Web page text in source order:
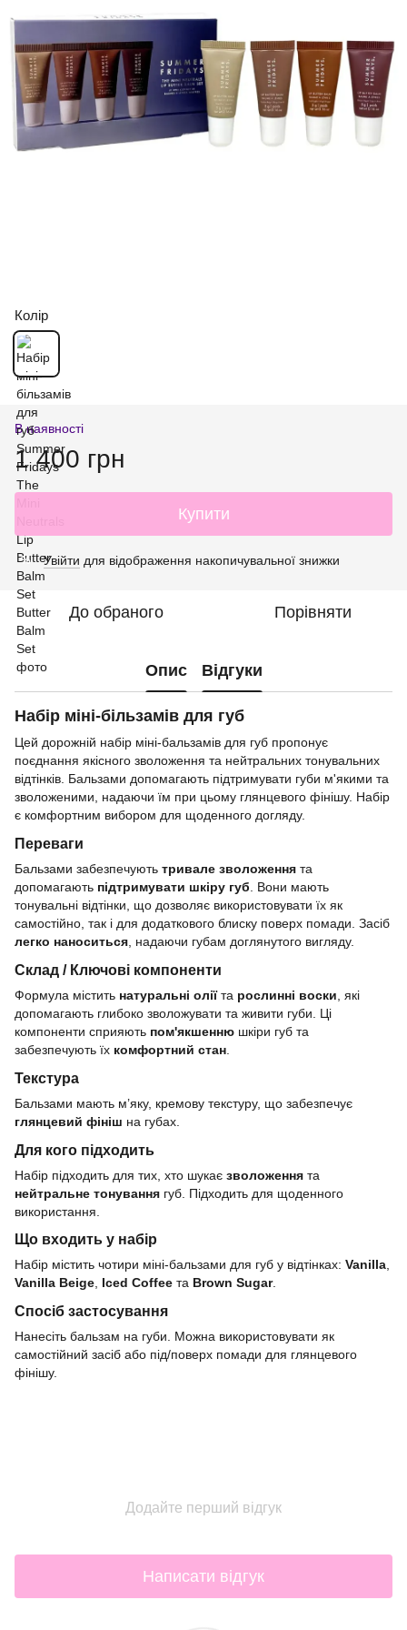
Колір
В наявності
1 400 грн
Купити
% Увійти для відображення накопичувальної знижки
До обраного Порівняти
Опис Відгуки
Набір міні-більзамів для губ
Цей дорожній набір міні-бальзамів для губ пропонує
поєднання якісного зволоження та нейтральних тонувальних
відтінків. Бальзами допомагають підтримувати губи м'якими та
зволоженими, надаючи їм при цьому глянцевого фінішу. Набір
є комфортним вибором для щоденного догляду.
Переваги
Бальзами забезпечують тривале зволоження та
допомагають підтримувати шкіру губ . Вони мають
тонувальні відтінки, що дозволяє використовувати їх як
самостійно, так і для додаткового блиску поверх помади. Засіб
легко наноситься , надаючи губам доглянутого вигляду.
Склад / Ключові компоненти
Формула містить натуральні оліїта рослинні воски , які
допомагають глибоко зволожувати та живити губи. Ці
компоненти сприяють пом'якшенню шкіри губ та
забезпечують їх комфортний стан
Текстура
Бальзами мають м’яку, кремову текстуру, що забезпечує
глянцевий фініш на губах.
Для кого підходить
Набір підходить для тих, хто шукає зволоження та
нейтральне тонування губ. Підходить для щоденного
використання.
Що входить у набір
Набір містить чотири міні-бальзами для губ у відтінках: Vanilla,
Vanilla Beige, Iced Coffee та Brown Sugar.
Спосіб застосування
Нанесіть бальзам на губи. Можна використовувати як
самостійний засіб або під/поверх помади для глянцевого
фінішу.
Додайте перший відгук
Написати відгук